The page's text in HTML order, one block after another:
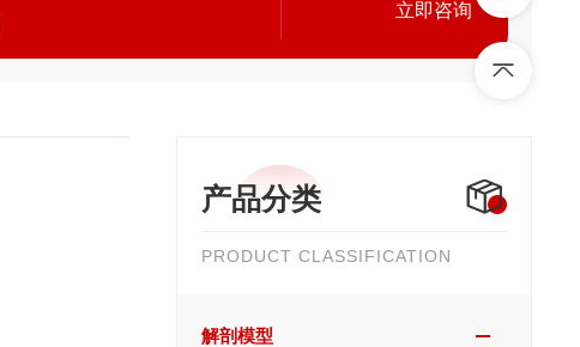
立即咨询
产品分类
PRODUCT CLASSIFICATION
解剖模型